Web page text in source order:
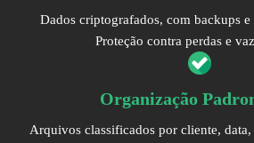
Dados criptografados, com backups e
Proteção contra perdas e
Organização
Arquivos classificados por cliente,